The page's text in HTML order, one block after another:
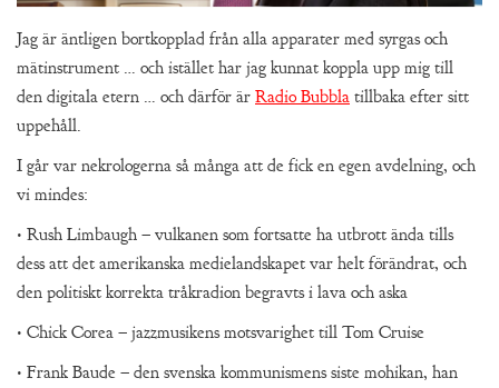
Jag är äntligen bortkopplad från alla apparater med syrgas och
mätinstrument … och istället har jag kunnat koppla upp mig till
den digitala etern … och därför är Radio Bubbla tillbaka efter sitt
uppehåll.
I går var nekrologerna så många att de fick en egen avdelning, och
vi mindes:
• Rush Limbaugh – vulkanen som fortsatte ha utbrott ända tills
dess att det amerikanska medielandskapet var helt förändrat, och
den politiskt korrekta tråkradion begravts i lava och aska
• Chick Corea – jazzmusikens motsvarighet till Tom Cruise
• Frank Baude – den svenska kommunismens siste mohikan, han